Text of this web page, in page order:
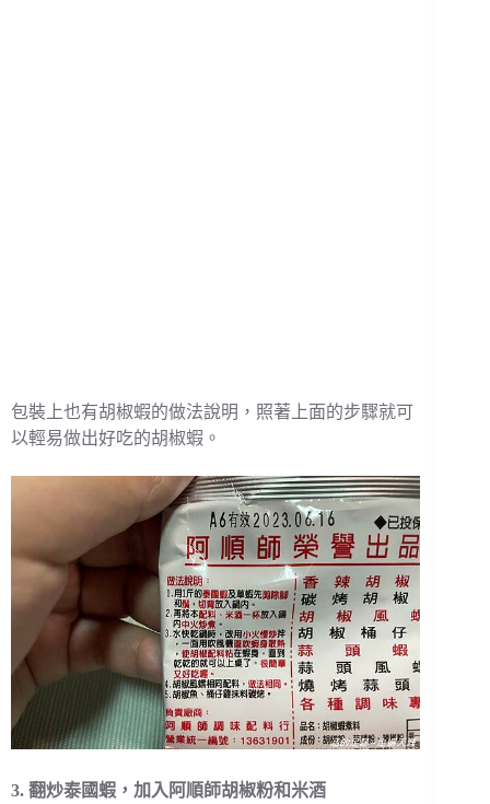
包裝上也有胡椒蝦的做法說明，照著上面的步驟就可
以輕易做出好吃的胡椒蝦。
3. 翻炒泰國蝦，加入阿順師胡椒粉和米酒